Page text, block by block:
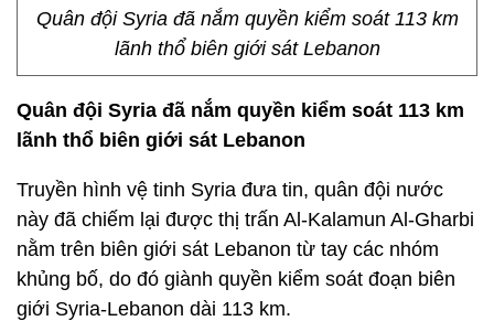
Quân đội Syria đã nắm quyền kiểm soát 113 km
lãnh thổ biên giới sát Lebanon
Quân đội Syria đã nắm quyền kiểm soát 113 km
lãnh thổ biên giới sát Lebanon
Truyền hình vệ tinh Syria đưa tin, quân đội nước
này đã chiếm lại được thị trấn Al-Kalamun Al-Gharbi
nằm trên biên giới sát Lebanon từ tay các nhóm
khủng bố, do đó giành quyền kiểm soát đoạn biên
giới Syria-Lebanon dài 113 km.